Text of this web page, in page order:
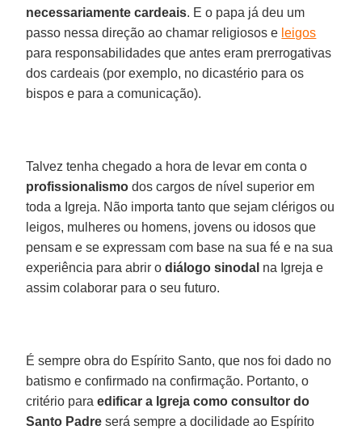
necessariamente cardeais. E o papa já deu um
passo nessa direção ao chamar religiosos e leigos
para responsabilidades que antes eram prerrogativas
dos cardeais (por exemplo, no dicastério para os
bispos e para a comunicação).
Talvez tenha chegado a hora de levar em conta o
profissionalismo dos cargos de nível superior em
toda a Igreja. Não importa tanto que sejam clérigos ou
leigos, mulheres ou homens, jovens ou idosos que
pensam e se expressam com base na sua fé e na sua
experiência para abrir odiálogo sinodal na Igreja e
assim colaborar para o seu futuro.
É sempre obra do Espírito Santo, que nos foi dado no
batismo e confirmado na confirmação. Portanto, o
critério paraedificar a Igreja como consultor do
Santo Padre será sempre a docilidade ao Espírito